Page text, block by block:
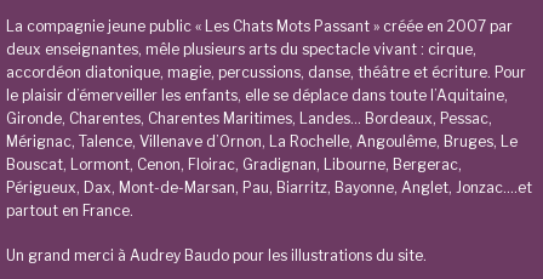
La compagnie jeune public « Les Chats Mots Passant » créée en 2007 par
deux enseignantes, mêle plusieurs arts du spectacle vivant : cirque,
accordéon diatonique, magie, percussions, danse, théâtre et écriture. Pour
le plaisir d’émerveiller les enfants, elle se déplace dans toute l’Aquitaine,
Gironde, Charentes, Charentes Maritimes, Landes… Bordeaux, Pessac,
Mérignac, Talence, Villenave d’Ornon, La Rochelle, Angoulême, Bruges, Le
Bouscat, Lormont, Cenon, Floirac, Gradignan, Libourne, Bergerac,
Périgueux, Dax, Mont-de-Marsan, Pau, Biarritz, Bayonne, Anglet, Jonzac….et
partout en France.
Un grand merci à Audrey Baudo pour les illustrations du site.